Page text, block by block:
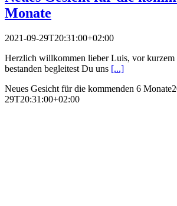
Monate
2021-09-29T20:31:00+02:00
Herzlich willkommen lieber Luis, vor
bestanden begleitest Du uns [...]
Neues Gesicht für die kommenden 6 Monate
29T20:31:00+02:00